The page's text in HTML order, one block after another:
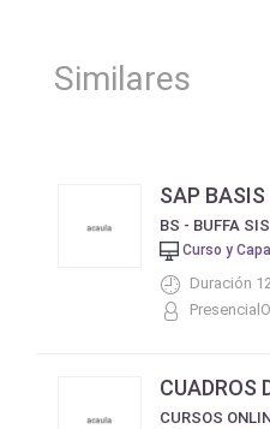
Similares
SAP BASIS
BS - BUFFA
Curso y
Duración
CUADROS
CURSOS